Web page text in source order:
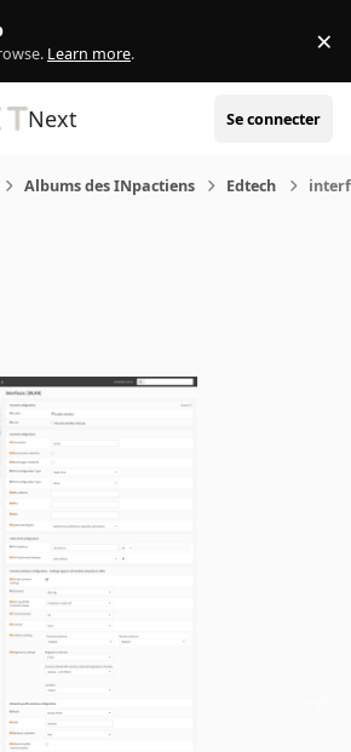
Learn more. ×
Next Se connecter
Albums des INpactiens Edtech